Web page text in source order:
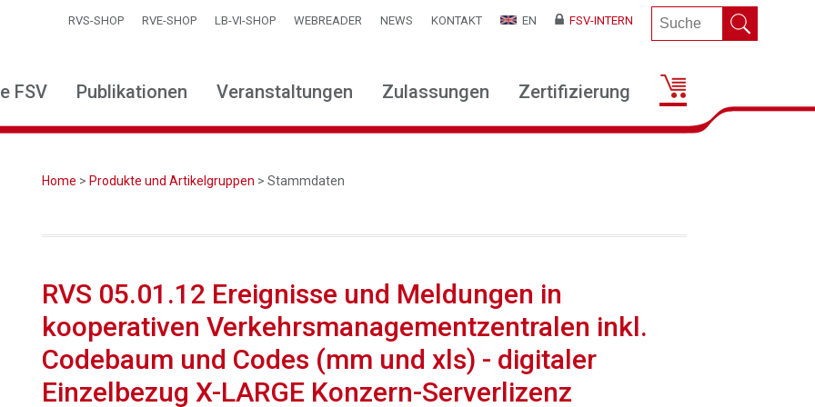
RVS-SHOP RVE-SHOP LB-VI-SHOP WEBREADER NEWS KONTAKT EN FSV-INTERN
FSV Publikationen Veranstaltungen Zulassungen Zertifizierung
Home > Produkte und Artikelgruppen > Stammdaten
RVS 05.01.12 Ereignisse und Meldungen in
kooperativen Verkehrsmanagementzentralen inkl.
Codebaum und Codes (mm und xls) - digitaler
Einzelbezug X-LARGE Konzern-Serverlizenz